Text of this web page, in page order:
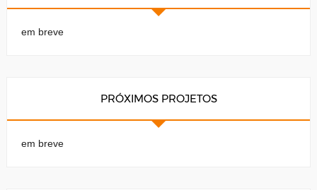
em breve
PRÓXIMOS PROJETOS
em breve